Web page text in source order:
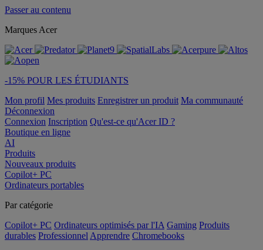
Passer au contenu
Marques Acer
-15% POUR LES ÉTUDIANTS
Mon profil Mes produits Enregistrer un produit Ma communauté
Déconnexion
Connexion Inscription Qu'est-ce qu'Acer ID ?
Boutique en ligne
AI
Produits
Nouveaux produits
Copilot+ PC
Ordinateurs portables
Par catégorie
Copilot+ PC Ordinateurs optimisés par l'IA Gaming Produits
durables Professionnel Apprendre Chromebooks